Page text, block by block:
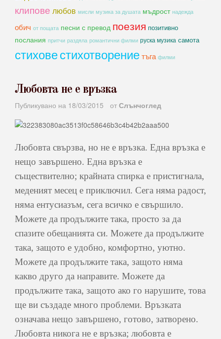
клипове любов мисли музика за душата мъдрост надежда
обич от пощата песни с превод поезия позитивно
послания притчи раздяла романтични филми руска музика самота
стиховестихотворениетъга филми
Любовта не е връзка
Публикувано на 18/03/2015 от Слънчоглед
Любовта свързва, но не е връзка. Една връзка е
нещо завършено. Една връзка е
съществително; крайната спирка е пристигнала,
меденият месец е приключил. Сега няма радост,
няма ентусиазъм, сега всичко е свършило.
Можете да продължите така, просто за да
спазите обещанията си. Можете да продължите
така, защото е удобно, комфортно, уютно.
Можете да продължите така, защото няма
какво друго да направите. Можете да
продължите така, защото ако го нарушите, това
ще ви създаде много проблеми. Връзката
означава нещо завършено, готово, затворено.
Любовта никога не е връзка; любовта е